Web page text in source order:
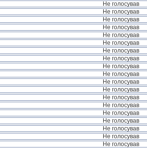
Не голосував
Не голосував
Не голосував
Не голосував
Не голосував
Не голосував
Не голосував
Не голосував
Не голосував
Не голосував
Не голосував
Не голосував
Не голосував
Не голосував
Не голосував
Не голосував
Не голосував
Не голосував
Не голосував